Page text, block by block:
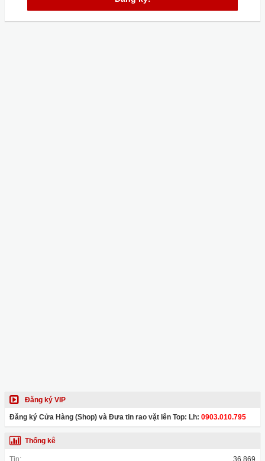
Đăng ký VIP
Đăng ký Cửa Hàng (Shop) và Đưa tin rao vặt lên Top: Lh: 0903.010.795
Thống kê
Tin:
36,869